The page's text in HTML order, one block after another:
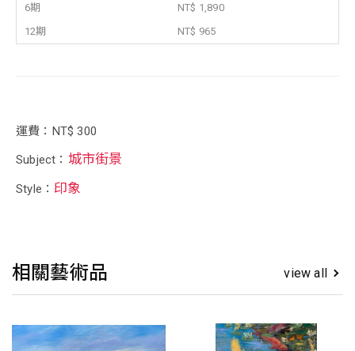
6期
NT$ 1,890
12期
NT$ 965
運費：NT$ 300
Subject： 城市街景
Style： 印象
相關藝術品 view all